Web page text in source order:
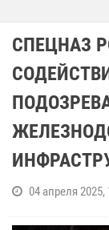
СПЕЦНАЗ
04 апреля 2025,